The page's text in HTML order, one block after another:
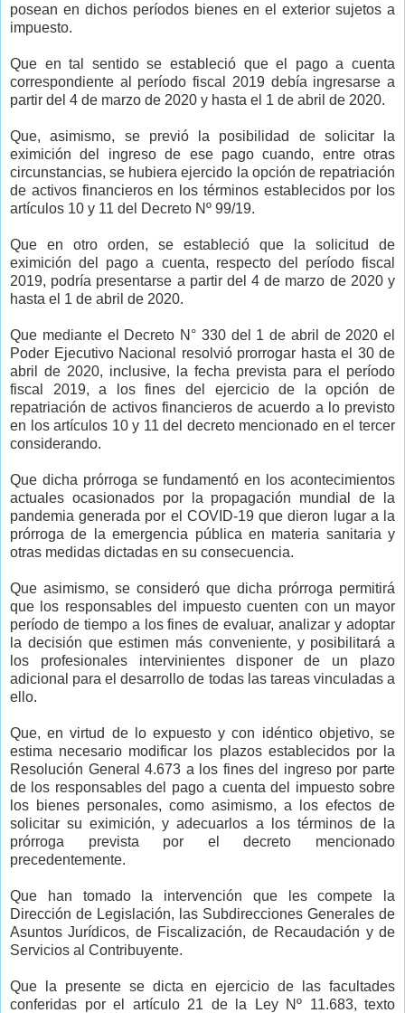
posean en dichos períodos bienes en el exterior sujetos a
impuesto.
Que en tal sentido se estableció que el pago a cuenta
correspondiente al período fiscal 2019 debía ingresarse a
partir del 4 de marzo de 2020 y hasta el 1 de abril de 2020.
Que, asimismo, se previó la posibilidad de solicitar la
eximición del ingreso de ese pago cuando, entre otras
circunstancias, se hubiera ejercido la opción de repatriación
de activos financieros en los términos establecidos por los
artículos 10 y 11 del Decreto Nº 99/19.
Que en otro orden, se estableció que la solicitud de
eximición del pago a cuenta, respecto del período fiscal
2019, podría presentarse a partir del 4 de marzo de 2020 y
hasta el 1 de abril de 2020.
Que mediante el Decreto N° 330 del 1 de abril de 2020 el
Poder Ejecutivo Nacional resolvió prorrogar hasta el 30 de
abril de 2020, inclusive, la fecha prevista para el período
fiscal 2019, a los fines del ejercicio de la opción de
repatriación de activos financieros de acuerdo a lo previsto
en los artículos 10 y 11 del decreto mencionado en el tercer
considerando.
Que dicha prórroga se fundamentó en los acontecimientos
actuales ocasionados por la propagación mundial de la
pandemia generada por el COVID-19 que dieron lugar a la
prórroga de la emergencia pública en materia sanitaria y
otras medidas dictadas en su consecuencia.
Que asimismo, se consideró que dicha prórroga permitirá
que los responsables del impuesto cuenten con un mayor
período de tiempo a los fines de evaluar, analizar y adoptar
la decisión que estimen más conveniente, y posibilitará a
los profesionales intervinientes disponer de un plazo
adicional para el desarrollo de todas las tareas vinculadas a
ello.
Que, en virtud de lo expuesto y con idéntico objetivo, se
estima necesario modificar los plazos establecidos por la
Resolución General 4.673 a los fines del ingreso por parte
de los responsables del pago a cuenta del impuesto sobre
los bienes personales, como asimismo, a los efectos de
solicitar su eximición, y adecuarlos a los términos de la
prórroga prevista por el decreto mencionado
precedentemente.
Que han tomado la intervención que les compete la
Dirección de Legislación, las Subdirecciones Generales de
Asuntos Jurídicos, de Fiscalización, de Recaudación y de
Servicios al Contribuyente.
Que la presente se dicta en ejercicio de las facultades
conferidas por el artículo 21 de la Ley Nº 11.683, texto